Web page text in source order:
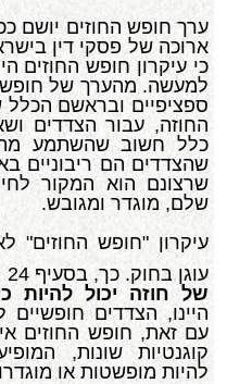
ערך חופש החוזים יושם
ארוכה של פסקי דין
כי עיקרון חופש החוזים
למעשה. מהערך של חופש
ספציפיים ובראשם
החוזה, עבור הצדדים
כלל חשוב שהשתמע
שהצדדים הם ריבוניים
שרצונם הוא המקור
שלם, מוגדר ומגובש.
עיקרון "חופש
עוגן בחוק. כך, בסעיף 24 לחוק החוזים
של חוזה יכול להיות
היינו, הצדדים
עם זאת, חופש החוזים
קוגנטיות שונות,
להיות מופשטות או